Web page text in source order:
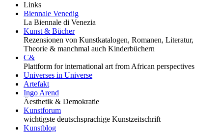
Links
Biennale Venedig
La Biennale di Venezia
Kunst & Bücher
Rezensionen von Kunstkatalogen, Romanen, Literatur,
Theorie & manchmal auch Kinderbüchern
C&
Plattform for international art from African perspectives
Universes in Universe
Artefakt
Ingo Arend
Äesthetik & Demokratie
Kunstforum
wichtigste deutschsprachige Kunstzeitschrift
Kunstblog